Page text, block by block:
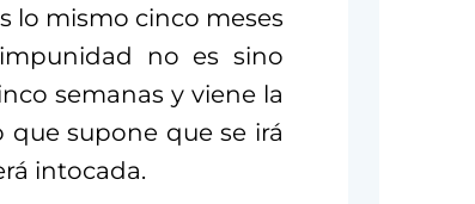
lo mismo cinco meses
no es sino
semanas y viene la
supone que se irá
intocada.